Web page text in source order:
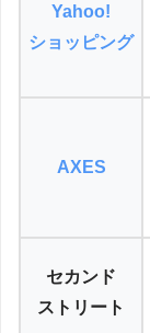
Yahoo!
ショッピング
AXES
セカンド
ストリート